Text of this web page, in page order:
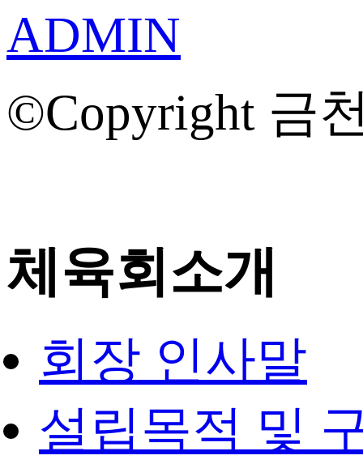
ADMIN
©Copyright 금
체육회소개
회장 인사말
설립목적 및